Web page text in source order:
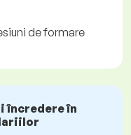
de formare
încredere în